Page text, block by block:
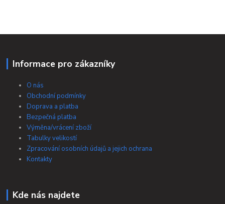
Informace pro zákazníky
O nás
Obchodní podmínky
Doprava a platba
Bezpečná platba
Výměna/vrácení zboží
Tabulky velikostí
Zpracování osobních údajů a jejich ochrana
Kontakty
Kde nás najdete